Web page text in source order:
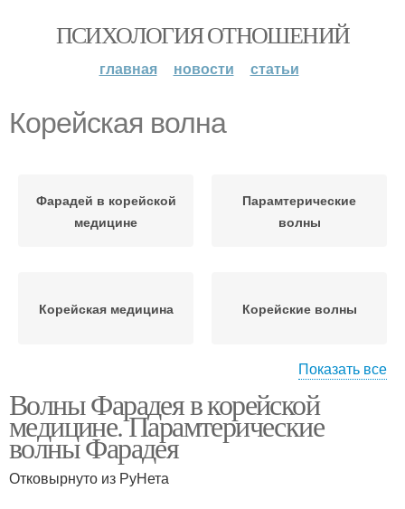
ПСИХОЛОГИЯ ОТНОШЕНИЙ
главная новости статьи
Корейская волна
Фарадей в корейской
медицине
Парамтерические
волны
Корейская медицина Корейские волны
Волны на волосах
Показать все
Волны Фарадея в корейской
медицине. Парамтерические
волны Фарадея
Отковырнуто из РуНета